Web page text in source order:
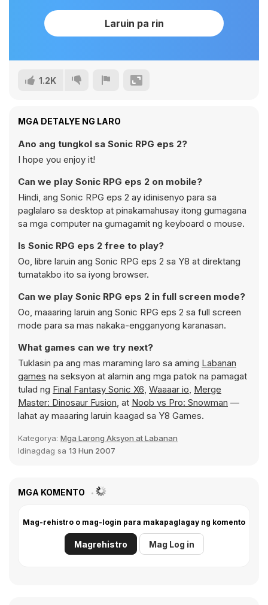
Laruin pa rin
1.2K
MGA DETALYE NG LARO
Ano ang tungkol sa Sonic RPG eps 2?
I hope you enjoy it!
Can we play Sonic RPG eps 2 on mobile?
Hindi, ang Sonic RPG eps 2 ay idinisenyo para sa
paglalaro sa desktop at pinakamahusay itong gumagana
sa mga computer na gumagamit ng keyboard o mouse.
Is Sonic RPG eps 2 free to play?
Oo, libre laruin ang Sonic RPG eps 2 sa Y8 at direktang
tumatakbo ito sa iyong browser.
Can we play Sonic RPG eps 2 in full screen mode?
Oo, maaaring laruin ang Sonic RPG eps 2 sa full screen
mode para sa mas nakaka-engganyong karanasan.
What games can we try next?
Tuklasin pa ang mas maraming laro sa aming Labanan
games na seksyon at alamin ang mga patok na pamagat
tulad ng Final Fantasy Sonic X6, Waaaar io, Merge
Master: Dinosaur Fusion, at Noob vs Pro: Snowman —
lahat ay maaaring laruin kaagad sa Y8 Games.
Kategorya: Mga Larong Aksyon at Labanan
Idinagdag sa 13 Hun 2007
MGA KOMENTO
Mag-rehistro o mag-login para makapaglagay ng komento
Magrehistro Mag Log in